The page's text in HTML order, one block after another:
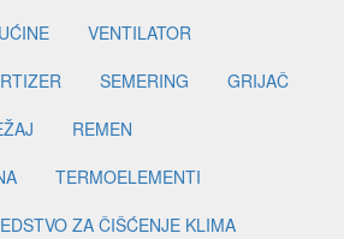
VENTILATOR
SEMERING
GRIJAČ
REMEN
TERMOELEMENTI
ZA ČIŠĆENJE KLIMA